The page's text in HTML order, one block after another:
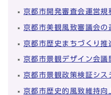
京都市開発審査会運営規
京都市美観風致審議会の
京都市歴史まちづくり推
京都市景観デザイン会議
京都市景観政策検証シス
京都市歴史的風致維持